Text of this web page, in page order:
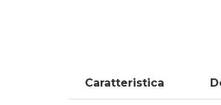
Caratteristica